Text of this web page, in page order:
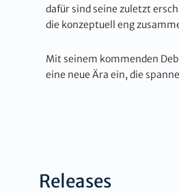
dafür sind seine zuletzt
die konzeptuell eng
Mit seinem kommenden
eine neue Ära ein, die
Releases